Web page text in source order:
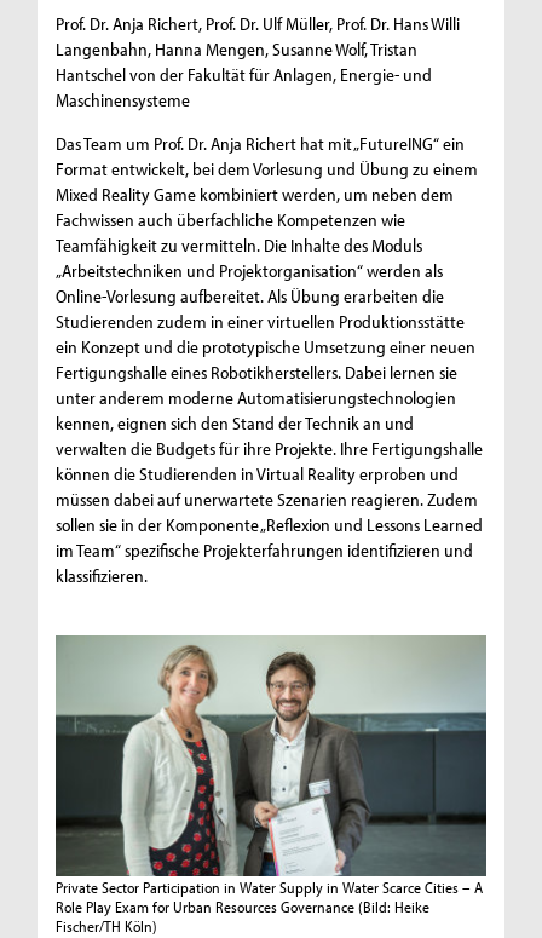
Prof. Dr. Anja Richert, Prof. Dr. Ulf Müller, Prof. Dr. Hans Willi
Langenbahn, Hanna Mengen, Susanne Wolf, Tristan
Hantschel von der Fakultät für Anlagen, Energie- und
Maschinensysteme
Das Team um Prof. Dr. Anja Richert hat mit „FutureING“ ein
Format entwickelt, bei dem Vorlesung und Übung zu einem
Mixed Reality Game kombiniert werden, um neben dem
Fachwissen auch überfachliche Kompetenzen wie
Teamfähigkeit zu vermitteln. Die Inhalte des Moduls
„Arbeitstechniken und Projektorganisation“ werden als
Online-Vorlesung aufbereitet. Als Übung erarbeiten die
Studierenden zudem in einer virtuellen Produktionsstätte
ein Konzept und die prototypische Umsetzung einer neuen
Fertigungshalle eines Robotikherstellers. Dabei lernen sie
unter anderem moderne Automatisierungstechnologien
kennen, eignen sich den Stand der Technik an und
verwalten die Budgets für ihre Projekte. Ihre Fertigungshalle
können die Studierenden in Virtual Reality erproben und
müssen dabei auf unerwartete Szenarien reagieren. Zudem
sollen sie in der Komponente „Reflexion und Lessons Learned
im Team“ spezifische Projekterfahrungen identifizieren und
klassifizieren.
Private Sector Participation in Water Supply in Water Scarce Cities – A
Role Play Exam for Urban Resources Governance (Bild: Heike
Fischer/TH Köln)